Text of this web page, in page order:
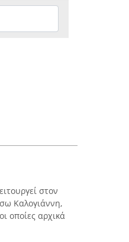
στον
Καλογιάννη,
οποίες αρχικά